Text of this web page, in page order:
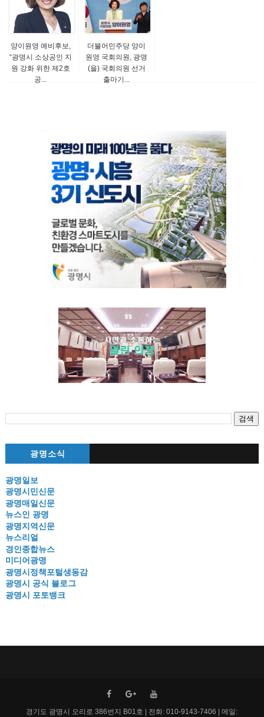
양이원영 예비후보,
“광명시 소상공인 지
원 강화 위한 제2호
공...
더불어민주당 양이
원영 국회의원, 광명
(을) 국회의원 선거
출마기...
광명소식
광명일보
광명시민신문
광명매일신문
뉴스인 광명
광명지역신문
뉴스리얼
경인종합뉴스
미디어광명
광명시정책포털생동감
광명시 공식 블로그
광명시 포토뱅크
경기도 광명시 오리로 386번지 B01호 | 전화: 010-9143-7406 | 메일: